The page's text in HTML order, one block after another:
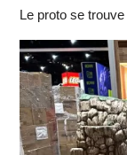
Le proto se